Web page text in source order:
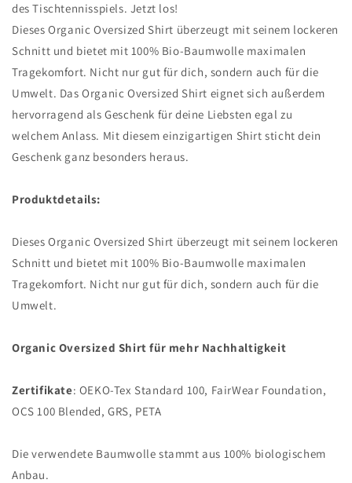
des Tischtennisspiels. Jetzt los!
Dieses Organic Oversized Shirt überzeugt mit seinem lockeren
Schnitt und bietet mit 100% Bio-Baumwolle maximalen
Tragekomfort. Nicht nur gut für dich, sondern auch für die
Umwelt. Das Organic Oversized Shirt eignet sich außerdem
hervorragend als Geschenk für deine Liebsten egal zu
welchem Anlass. Mit diesem einzigartigen Shirt sticht dein
Geschenk ganz besonders heraus.
Produktdetails:
Dieses Organic Oversized Shirt überzeugt mit seinem lockeren
Schnitt und bietet mit 100% Bio-Baumwolle maximalen
Tragekomfort. Nicht nur gut für dich, sondern auch für die
Umwelt.
Organic Oversized Shirt für mehr Nachhaltigkeit
Zertifikate: OEKO-Tex Standard 100, FairWear Foundation,
OCS 100 Blended, GRS, PETA
Die verwendete Baumwolle stammt aus 100% biologischem
Anbau.